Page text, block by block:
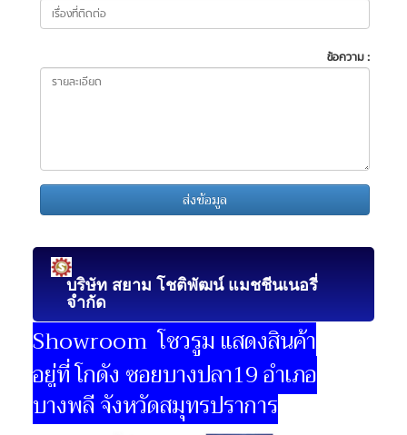
ข้อความ :
ส่งข้อมูล
บริษัท สยาม โชติพัฒน์ แมชชีนเนอรี่
จำกัด
Showroom โชวรูม แสดงสินค้า
อยู่ที่ โกดัง ซอยบางปลา19 อำเภอ
บางพลี จังหวัดสมุทรปราการ